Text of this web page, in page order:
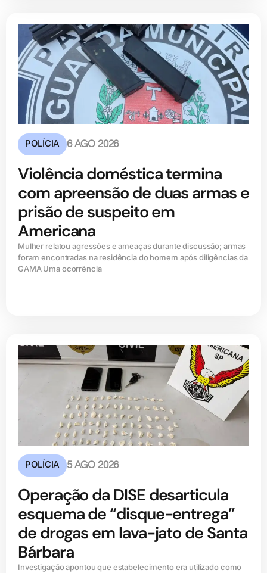
POLÍCIA 6 AGO 2026
Violência doméstica termina
com apreensão de duas armas e
prisão de suspeito em
Americana
Mulher relatou agressões e ameaças durante discussão; armas
foram encontradas na residência do homem após diligências da
GAMA Uma ocorrência
POLÍCIA 5 AGO 2026
Operação da DISE desarticula
esquema de “disque-entrega”
de drogas em lava-jato de Santa
Bárbara
Investigação apontou que estabelecimento era utilizado como